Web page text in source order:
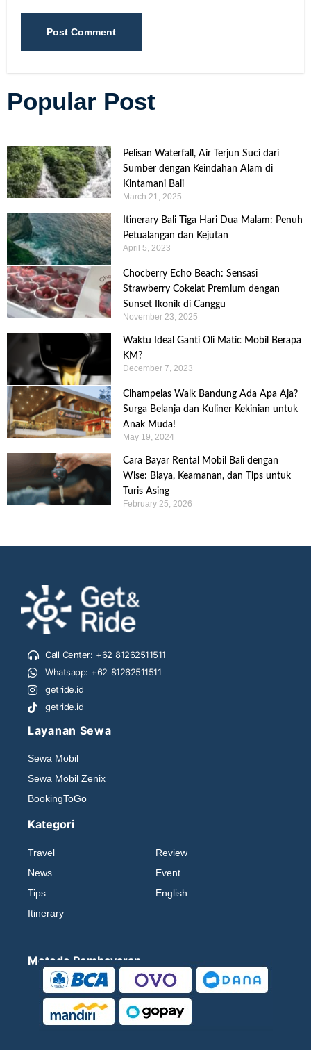
Popular Post
Pelisan Waterfall, Air Terjun Suci dari
Sumber dengan Keindahan Alam di
Kintamani Bali
March 21, 2025
Itinerary Bali Tiga Hari Dua Malam: Penuh
Petualangan dan Kejutan
April 5, 2023
Chocberry Echo Beach: Sensasi
Strawberry Cokelat Premium dengan
Sunset Ikonik di Canggu
November 23, 2025
Waktu Ideal Ganti Oli Matic Mobil Berapa
KM?
December 7, 2023
Cihampelas Walk Bandung Ada Apa Aja?
Surga Belanja dan Kuliner Kekinian untuk
Anak Muda!
May 19, 2024
Cara Bayar Rental Mobil Bali dengan
Wise: Biaya, Keamanan, dan Tips untuk
Turis Asing
February 25, 2026
Call Center: +62 81262511511
Whatsapp: +62 81262511511
getride.id
getride.id
Layanan Sewa
Sewa Mobil
Sewa Mobil Zenix
BookingToGo
Kategori
Travel
News
Tips
Itinerary
Review
Event
English
Metode Pembayaran